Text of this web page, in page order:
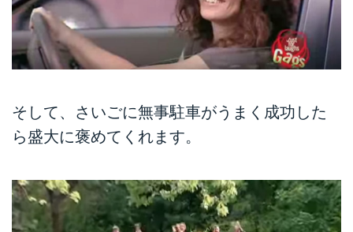
そして、さいごに無事駐車がうまく成功した
ら盛大に褒めてくれます。